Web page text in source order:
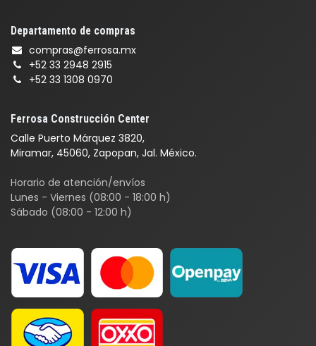
Ferrosa Construcción Center
Calle Puerto Márquez 3820,
Miramar, 45060, Zapopan, Jal. México.
Horario de atención/envíos
Lunes - Viernes (08:00 - 18:00 h)
Sábado (08:00 - 12:00 h)
Departamento de compras
compras@ferrosa.mx
+52 33 2948 2915
+52 33 1308 0970